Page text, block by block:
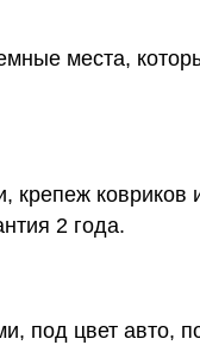
места,
крепеж ковриков
2 года.
под цвет авто,